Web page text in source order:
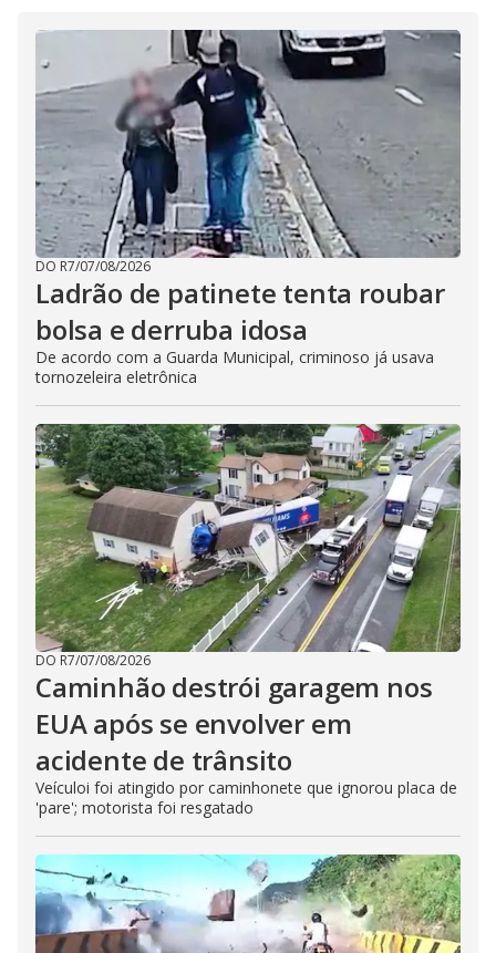
DO R7/07/08/2026
Ladrão de patinete tenta roubar
bolsa e derruba idosa
De acordo com a Guarda Municipal, criminoso já usava
tornozeleira eletrônica
DO R7/07/08/2026
Caminhão destrói garagem nos
EUA após se envolver em
acidente de trânsito
Veículoi foi atingido por caminhonete que ignorou placa de
'pare'; motorista foi resgatado